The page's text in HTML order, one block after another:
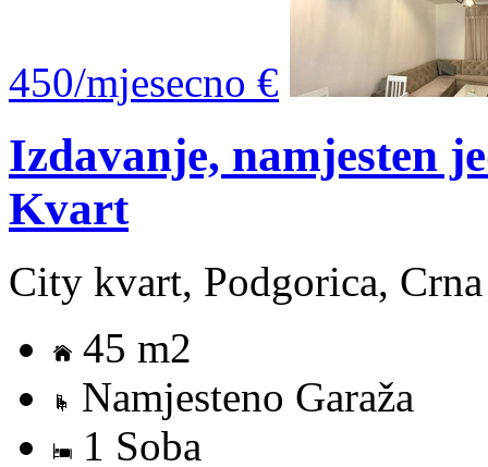
450/mjesecno €
Izdavanje, namjesten
Kvart
City kvart, Podgorica,
45 m2
Namjesteno Garaža
1 Soba